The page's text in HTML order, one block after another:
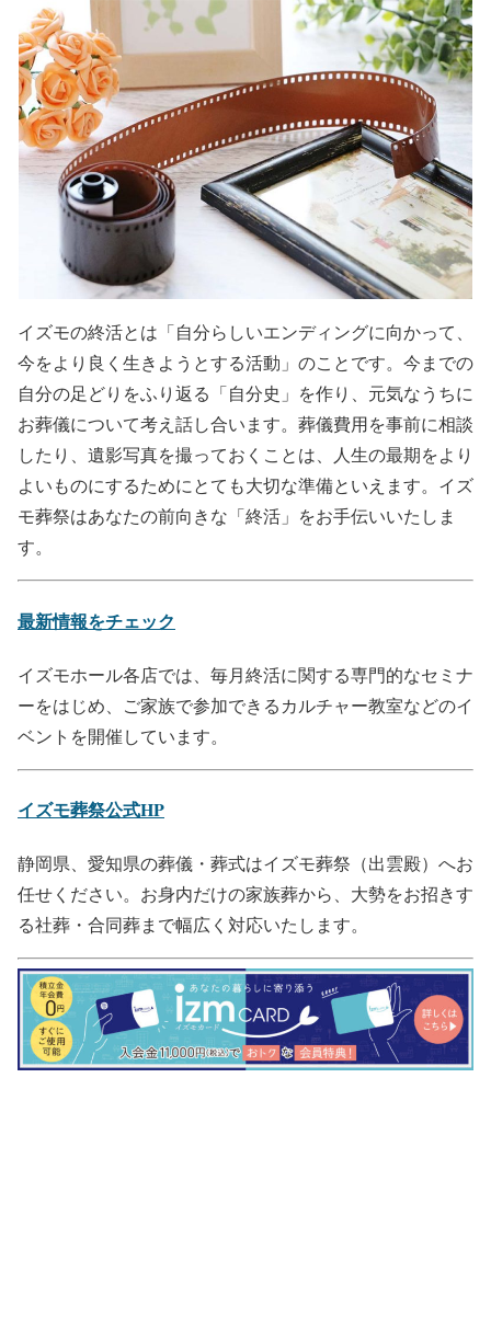
イズモの終活とは「自分らしいエンディングに向かって、
今をより良く生きようとする活動」のことです。今までの
自分の足どりをふり返る「自分史」を作り、元気なうちに
お葬儀について考え話し合います。葬儀費用を事前に相談
したり、遺影写真を撮っておくことは、人生の最期をより
よいものにするためにとても大切な準備といえます。イズ
モ葬祭はあなたの前向きな「終活」をお手伝いいたしま
す。
最新情報をチェック
イズモホール各店では、毎月終活に関する専門的なセミナ
ーをはじめ、ご家族で参加できるカルチャー教室などのイ
ベントを開催しています。
イズモ葬祭公式HP
静岡県、愛知県の葬儀・葬式はイズモ葬祭（出雲殿）へお
任せください。お身内だけの家族葬から、大勢をお招きす
る社葬・合同葬まで幅広く対応いたします。